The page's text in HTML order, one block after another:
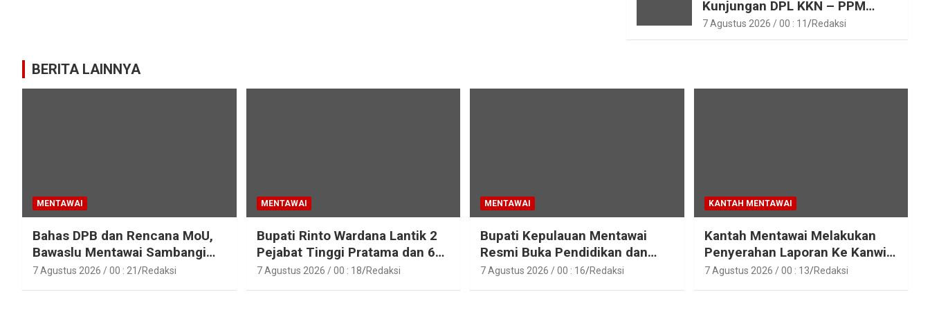
Kunjungan DPL KKN – PPM
Unand
7 Agustus 2026 / 00 : 11 Redaksi
BERITA LAINNYA
MENTAWAI
Bahas DPB dan Rencana MoU,
Bawaslu Mentawai Sambangi
Polres Mentawai
7 Agustus 2026 / 00 : 21 Redaksi
MENTAWAI
Bupati Rinto Wardana Lantik 2
Pejabat Tinggi Pratama dan 6
Pejabat Fungsional di
7 Agustus 2026 / 00 : 18 Redaksi
MENTAWAI
Bupati Kepulauan Mentawai
Resmi Buka Pendidikan dan
Pelatihan Calon Paskibraka
7 Agustus 2026 / 00 : 16 Redaksi
KANTAH MENTAWAI
Kantah Mentawai Melakukan
Penyerahan Laporan Ke Kanwil
Kemen ATR/BPN RI Sumbar
7 Agustus 2026 / 00 : 13 Redaksi